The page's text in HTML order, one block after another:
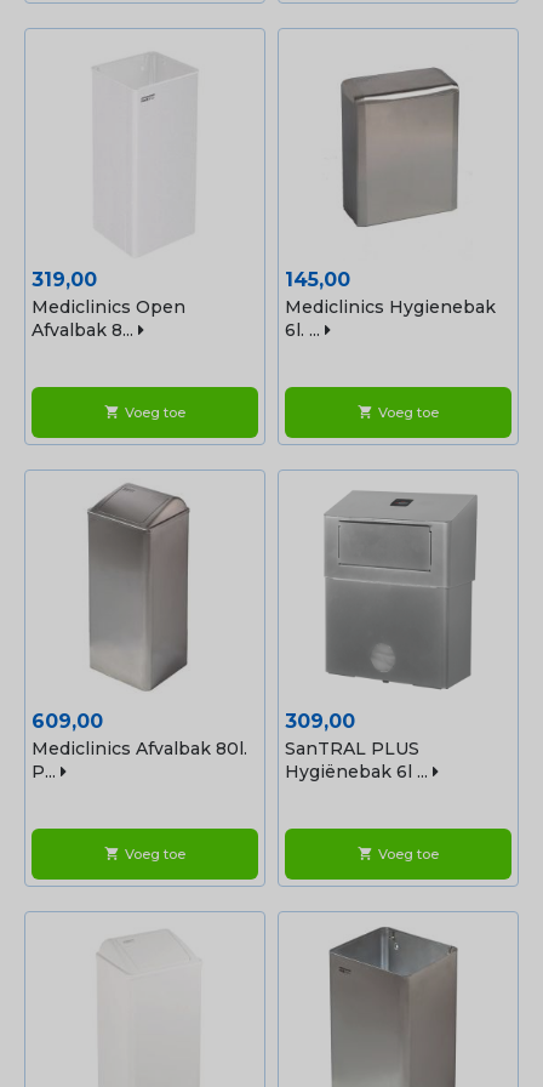
Prijs
319,00
Mediclinics Open
Afvalbak 8...
shopping_cart Voeg toe
Prijs
145,00
Mediclinics Hygienebak
6l. ...
shopping_cart Voeg toe
Prijs
609,00
Mediclinics Afvalbak 80l.
P...
shopping_cart Voeg toe
Prijs
309,00
SanTRAL PLUS
Hygiënebak 6l ...
shopping_cart Voeg toe